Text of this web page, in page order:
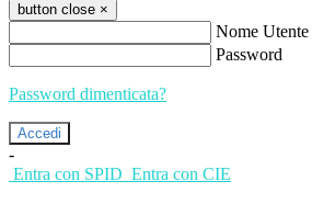
button close ×
Nome Utente
Password
Password dimenticata?
-
Entra con SPID Entra con CIE